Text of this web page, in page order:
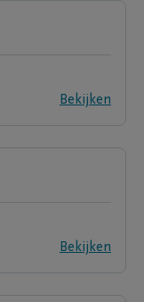
Bekijken
Bekijken